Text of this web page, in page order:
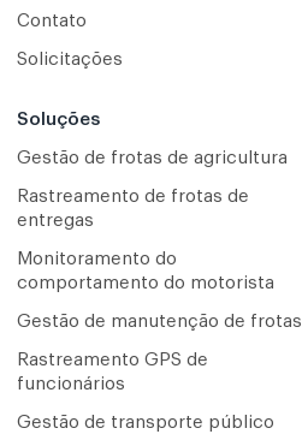
Contato
Solicitações
Soluções
Gestão de frotas de agricultura
Rastreamento de frotas de
entregas
Monitoramento do
comportamento do motorista
Gestão de manutenção de frotas
Rastreamento GPS de
funcionários
Gestão de transporte público